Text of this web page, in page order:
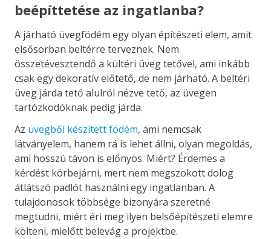
beépíttetése az ingatlanba?
A járható üvegfödém egy olyan építészeti elem, amit
elsősorban beltérre terveznek. Nem
összetévesztendő a kültéri üveg tetővel, ami inkább
csak egy dekoratív előtető, de nem járható. A beltéri
üveg járda tető alulról nézve tető, az üvegen
tartózkodóknak pedig járda.
Az üvegből készített födém, ami nemcsak
látványelem, hanem rá is lehet állni, olyan megoldás,
ami hosszú távon is előnyös. Miért? Érdemes a
kérdést körbejárni, mert nem megszokott dolog
átlátszó padlót használni egy ingatlanban. A
tulajdonosok többsége bizonyára szeretné
megtudni, miért éri meg ilyen belsőépítészeti elemre
költeni, mielőtt belevág a projektbe.